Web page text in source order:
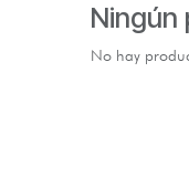
Ningún
No hay